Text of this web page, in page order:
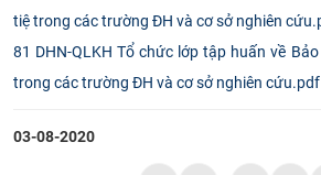
CỰU NGƯỜI HỌC
81 DHN-QLKH Tổ chức lớp tập huấn về
trong các trường ĐH và cơ sở nghiên cứu.pdf
03-08-2020